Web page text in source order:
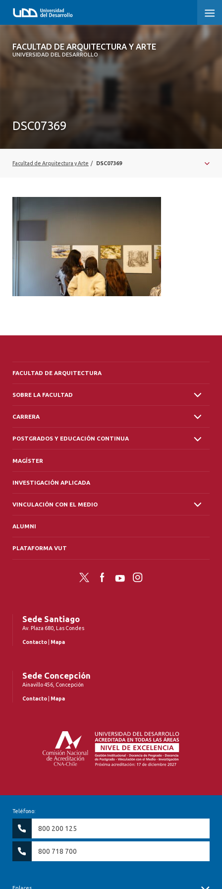
FACULTAD DE ARQUITECTURA Y ARTE
UNIVERSIDAD DEL DESARROLLO
FACULTAD DE ARQUITECTURA Y ARTE
PLATAFORMA VUT
DSC07369
Facultad de Arquitectura y Arte / DSC07369
FACULTAD DE ARQUITECTURA
SOBRE LA FACULTAD
CARRERA
POSTGRADOS Y EDUCACIÓN CONTINUA
MAGÍSTER
INVESTIGACIÓN APLICADA
VINCULACIÓN CON EL MEDIO
ALUMNI
PLATAFORMA VUT
Twitter FacebookYouTubeInstagram
Sede Santiago
Av. Plaza 680, Las Condes
Contacto Mapa
Sede Concepción
Ainavillo 456, Concepción
Contacto Mapa
Teléfono:
800 200 125
800 718 700
Enlaces